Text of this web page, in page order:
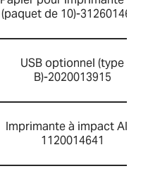
(paquet de 10)-3126014660
USB optionnel (type
B)-2020013915
Imprimante à impact AIP-
1120014641